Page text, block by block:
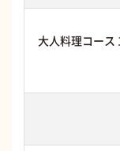
大人料理コー